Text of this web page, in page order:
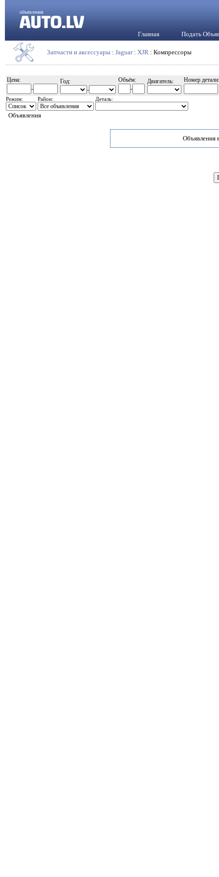
объявления
Главная Подать
Запчасти и аксессуары : Jaguar: XJR : Компрессоры
Цена:
-
Год:
-
Объём:
-
Двигатель: Номер детали:
Режим: Район: Деталь:
Объявления
Объявления